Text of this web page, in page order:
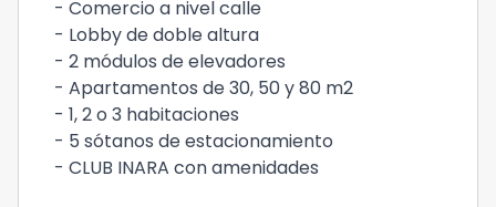
- Comercio a nivel calle
- Lobby de doble altura
- 2 módulos de elevadores
- Apartamentos de 30, 50 y 80 m2
- 1, 2 o 3 habitaciones
- 5 sótanos de estacionamiento
- CLUB INARA con amenidades